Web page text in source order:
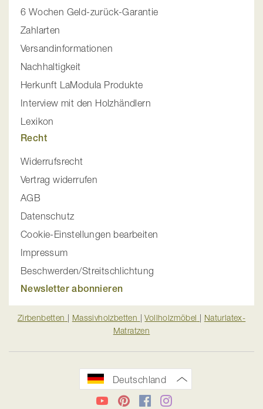
6 Wochen Geld-zurück-Garantie
Zahlarten
Versandinformationen
Nachhaltigkeit
Herkunft LaModula Produkte
Interview mit den Holzhändlern
Lexikon
Recht
Widerrufsrecht
Vertrag widerrufen
AGB
Datenschutz
Cookie-Einstellungen bearbeiten
Impressum
Beschwerden/Streitschlichtung
Newsletter abonnieren
Zirbenbetten | Massivholzbetten |Vollholzmöbel | Naturlatex-
Matratzen
Deutschland